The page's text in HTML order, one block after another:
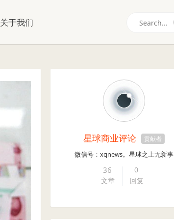
关于我们
星球商业评论 贡献者
微信号：xqnews。星球之上无新事
36
文章
0
回复